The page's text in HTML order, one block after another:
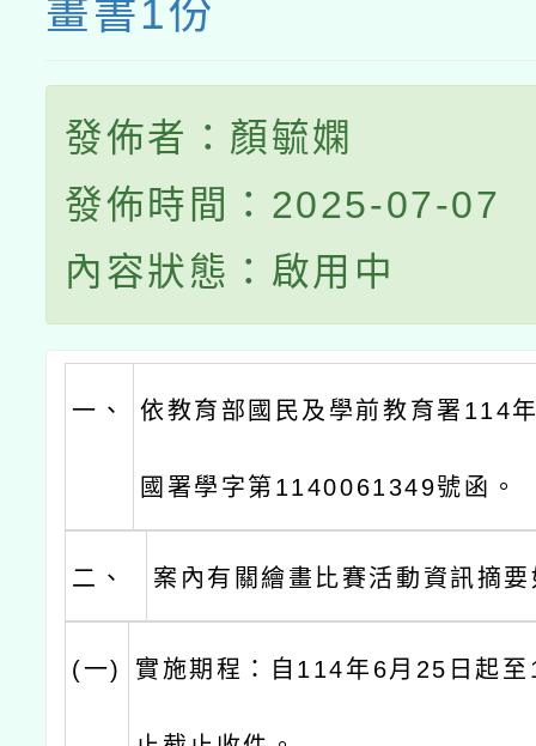
畫書1份
發佈者：顏毓嫻
發佈時間：2025-07-07
內容狀態：啟用中
一、 依教育部國民及學前教育署114
國署學字第1140061349號函。
二、 案內有關繪畫比賽活動資訊摘
(一) 實施期程：自114年6月25日起